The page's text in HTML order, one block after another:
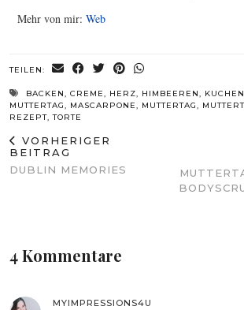
Mehr von mir: Web
TEILEN:
BACKEN, CREME, HERZ, HIMBEEREN,
MUTTERTAG, MASCARPONE, MUTTERTAG,
REZEPT,TORTE
VORHERIGER
BEITRAG
DUBLIN MEMORIES
4 Kommentare
MYIMPRESSIONS4U